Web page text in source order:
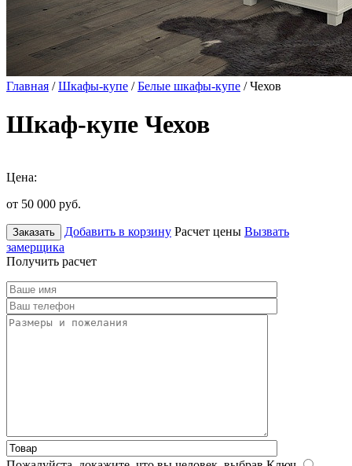
Главная /Шкафы-купе /Белые шкафы-купе / Чехов
Шкаф-купе Чехов
Цена:
от 50 000 руб.
Заказать Добавить в корзину Расчет цены Вызвать
замерщика
Получить расчет